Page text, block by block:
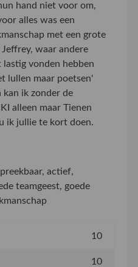
hand niet voor om,
alles was een
met een grote
waar andere
vonden hebben
lullen maar poetsen'
kan ik zonder de
alleen maar Tienen
ik jullie te kort doen.
actief,
teamgeest, goede
10
10